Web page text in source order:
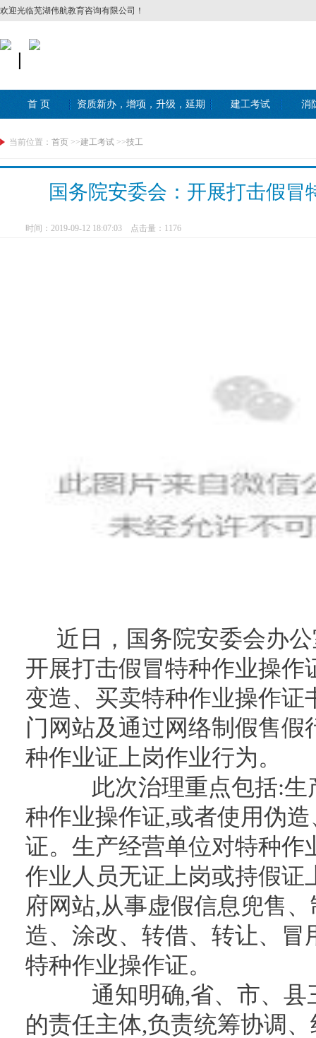
欢迎光临芜湖伟航教育咨询有限公司！
首 页 资质新办，增项，升级，延期 建工考试 消
当前位置： 首页 >>建工考试 >>技工
国务院安委会：开展打击假
时间：2019-09-12 18:07:03 点击量： 1176
近日，国务院安委会办
开展打击假冒特种作业操
变造、买卖特种作业操作
门网站及通过网络制假售
种作业证上岗作业行为。
此次治理重点包括:生
种作业操作证,或者使用伪
证。生产经营单位对特种作
作业人员无证上岗或持假
府网站,从事虚假信息兜售
造、涂改、转借、转让、
特种作业操作证。
通知明确,省、市、县
的责任主体,负责统筹协调